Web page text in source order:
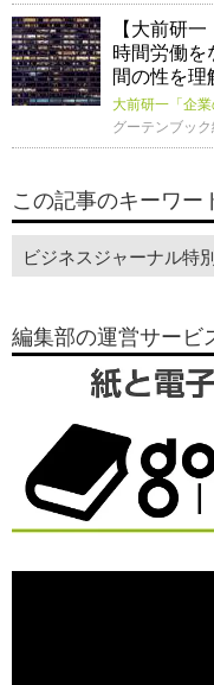
【大前研
時間労働を
間の性を理
大前研一「企
グーテンブッ
この記事のキーワー
ビジネスジャーナル特
編集部の運営サービ